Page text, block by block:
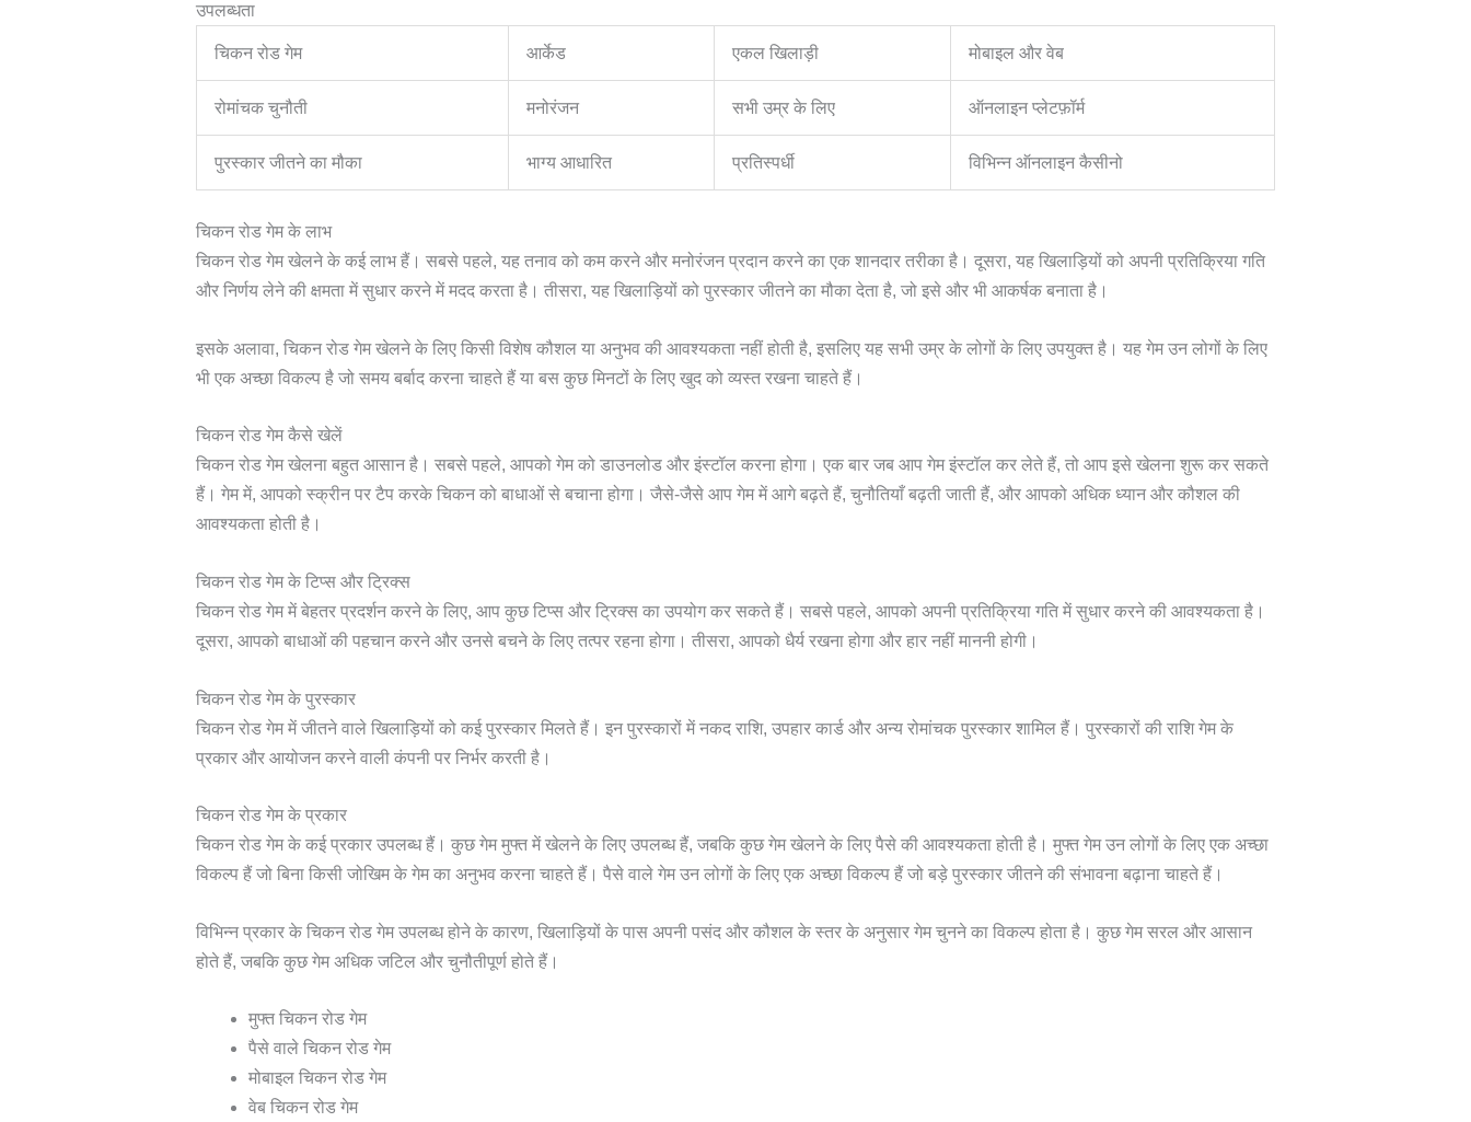
उपलब्धता
चिकन रोड गेम आर्केड एकल खिलाड़ी मोबाइल और वेब
रोमांचक चुनौती मनोरंजन सभी उम्र के लिए ऑनलाइन प्लेटफ़ॉर्म
पुरस्कार जीतने का मौका भाग्य आधारित प्रतिस्पर्धी विभिन्न ऑनलाइन कैसीनो
चिकन रोड गेम के लाभ
चिकन रोड गेम खेलने के कई लाभ हैं। सबसे पहले, यह तनाव को कम करने और मनोरंजन प्रदान करने का एक शानदार तरीका है। दूसरा, यह खिलाड़ियों को अपनी प्रतिक्रिया गति
और निर्णय लेने की क्षमता में सुधार करने में मदद करता है। तीसरा, यह खिलाड़ियों को पुरस्कार जीतने का मौका देता है, जो इसे और भी आकर्षक बनाता है।
इसके अलावा, चिकन रोड गेम खेलने के लिए किसी विशेष कौशल या अनुभव की आवश्यकता नहीं होती है, इसलिए यह सभी उम्र के लोगों के लिए उपयुक्त है। यह गेम उन लोगों के लिए
भी एक अच्छा विकल्प है जो समय बर्बाद करना चाहते हैं या बस कुछ मिनटों के लिए खुद को व्यस्त रखना चाहते हैं।
चिकन रोड गेम कैसे खेलें
चिकन रोड गेम खेलना बहुत आसान है। सबसे पहले, आपको गेम को डाउनलोड और इंस्टॉल करना होगा। एक बार जब आप गेम इंस्टॉल कर लेते हैं, तो आप इसे खेलना शुरू कर सकते
हैं। गेम में, आपको स्क्रीन पर टैप करके चिकन को बाधाओं से बचाना होगा। जैसे-जैसे आप गेम में आगे बढ़ते हैं, चुनौतियाँ बढ़ती जाती हैं, और आपको अधिक ध्यान और कौशल की
आवश्यकता होती है।
चिकन रोड गेम के टिप्स और ट्रिक्स
चिकन रोड गेम में बेहतर प्रदर्शन करने के लिए, आप कुछ टिप्स और ट्रिक्स का उपयोग कर सकते हैं। सबसे पहले, आपको अपनी प्रतिक्रिया गति में सुधार करने की आवश्यकता है।
दूसरा, आपको बाधाओं की पहचान करने और उनसे बचने के लिए तत्पर रहना होगा। तीसरा, आपको धैर्य रखना होगा और हार नहीं माननी होगी।
चिकन रोड गेम के पुरस्कार
चिकन रोड गेम में जीतने वाले खिलाड़ियों को कई पुरस्कार मिलते हैं। इन पुरस्कारों में नकद राशि, उपहार कार्ड और अन्य रोमांचक पुरस्कार शामिल हैं। पुरस्कारों की राशि गेम के
प्रकार और आयोजन करने वाली कंपनी पर निर्भर करती है।
चिकन रोड गेम के प्रकार
चिकन रोड गेम के कई प्रकार उपलब्ध हैं। कुछ गेम मुफ्त में खेलने के लिए उपलब्ध हैं, जबकि कुछ गेम खेलने के लिए पैसे की आवश्यकता होती है। मुफ्त गेम उन लोगों के लिए एक अच्छा
विकल्प हैं जो बिना किसी जोखिम के गेम का अनुभव करना चाहते हैं। पैसे वाले गेम उन लोगों के लिए एक अच्छा विकल्प हैं जो बड़े पुरस्कार जीतने की संभावना बढ़ाना चाहते हैं।
विभिन्न प्रकार के चिकन रोड गेम उपलब्ध होने के कारण, खिलाड़ियों के पास अपनी पसंद और कौशल के स्तर के अनुसार गेम चुनने का विकल्प होता है। कुछ गेम सरल और आसान
होते हैं, जबकि कुछ गेम अधिक जटिल और चुनौतीपूर्ण होते हैं।
मुफ्त चिकन रोड गेम
पैसे वाले चिकन रोड गेम
मोबाइल चिकन रोड गेम
वेब चिकन रोड गेम